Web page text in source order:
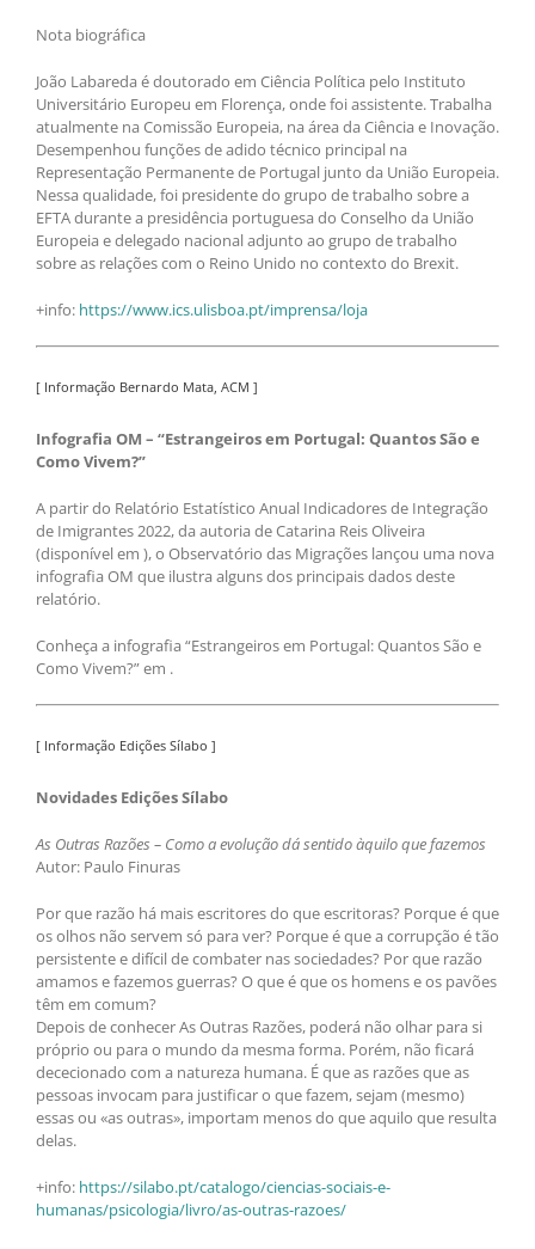
Nota biográfica
João Labareda é doutorado em Ciência Política pelo Instituto
Universitário Europeu em Florença, onde foi assistente. Trabalha
atualmente na Comissão Europeia, na área da Ciência e Inovação.
Desempenhou funções de adido técnico principal na
Representação Permanente de Portugal junto da União Europeia.
Nessa qualidade, foi presidente do grupo de trabalho sobre a
EFTA durante a presidência portuguesa do Conselho da União
Europeia e delegado nacional adjunto ao grupo de trabalho
sobre as relações com o Reino Unido no contexto do Brexit.
+info: https://www.ics.ulisboa.pt/imprensa/loja
[ Informação Bernardo Mata, ACM ]
Infografia OM – “Estrangeiros em Portugal: Quantos São e
Como Vivem?”
A partir do Relatório Estatístico Anual Indicadores de Integração
de Imigrantes 2022, da autoria de Catarina Reis Oliveira
(disponível em ), o Observatório das Migrações lançou uma nova
infografia OM que ilustra alguns dos principais dados deste
relatório.
Conheça a infografia “Estrangeiros em Portugal: Quantos São e
Como Vivem?” em .
[ Informação Edições Sílabo ]
Novidades Edições Sílabo
As Outras Razões – Como a evolução dá sentido àquilo que fazemos
Autor: Paulo Finuras
Por que razão há mais escritores do que escritoras? Porque é que
os olhos não servem só para ver? Porque é que a corrupção é tão
persistente e difícil de combater nas sociedades? Por que razão
amamos e fazemos guerras? O que é que os homens e os pavões
têm em comum?
Depois de conhecer As Outras Razões, poderá não olhar para si
próprio ou para o mundo da mesma forma. Porém, não ficará
dececionado com a natureza humana. É que as razões que as
pessoas invocam para justificar o que fazem, sejam (mesmo)
essas ou «as outras», importam menos do que aquilo que resulta
delas.
+info: https://silabo.pt/catalogo/ciencias-sociais-e-
humanas/psicologia/livro/as-outras-razoes/